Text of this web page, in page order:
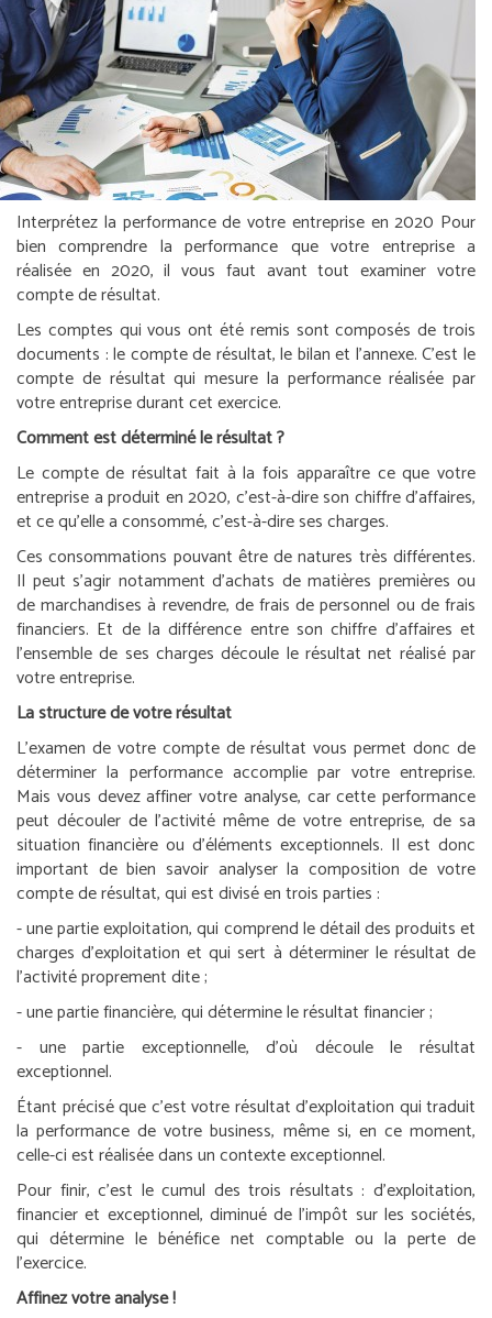
Interprétez la performance de votre entreprise en 2020 Pour
bien comprendre la performance que votre entreprise a
réalisée en 2020, il vous faut avant tout examiner votre
compte de résultat.
Les comptes qui vous ont été remis sont composés de trois
documents : le compte de résultat, le bilan et l’annexe. C’est le
compte de résultat qui mesure la performance réalisée par
votre entreprise durant cet exercice.
Comment est déterminé le résultat ?
Le compte de résultat fait à la fois apparaître ce que votre
entreprise a produit en 2020, c’est-à-dire son chiffre d’affaires,
et ce qu’elle a consommé, c’est-à-dire ses charges.
Ces consommations pouvant être de natures très différentes.
Il peut s’agir notamment d’achats de matières premières ou
de marchandises à revendre, de frais de personnel ou de frais
financiers. Et de la différence entre son chiffre d’affaires et
l’ensemble de ses charges découle le résultat net réalisé par
votre entreprise.
La structure de votre résultat
L’examen de votre compte de résultat vous permet donc de
déterminer la performance accomplie par votre entreprise.
Mais vous devez affiner votre analyse, car cette performance
peut découler de l’activité même de votre entreprise, de sa
situation financière ou d’éléments exceptionnels. Il est donc
important de bien savoir analyser la composition de votre
compte de résultat, qui est divisé en trois parties :
- une partie exploitation, qui comprend le détail des produits et
charges d’exploitation et qui sert à déterminer le résultat de
l’activité proprement dite ;
- une partie financière, qui détermine le résultat financier ;
- une partie exceptionnelle, d’où découle le résultat
exceptionnel.
Étant précisé que c’est votre résultat d’exploitation qui traduit
la performance de votre business, même si, en ce moment,
celle-ci est réalisée dans un contexte exceptionnel.
Pour finir, c’est le cumul des trois résultats : d’exploitation,
financier et exceptionnel, diminué de l’impôt sur les sociétés,
qui détermine le bénéfice net comptable ou la perte de
l’exercice.
Affinez votre analyse !